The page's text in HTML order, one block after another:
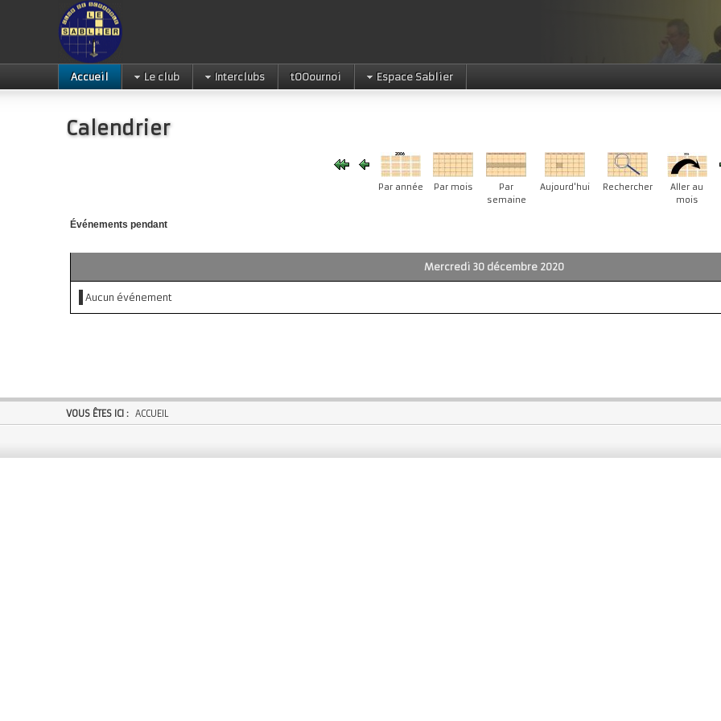
Accueil Le club Interclubs tOOournoi Espace Sablier
Calendrier
Par année Par mois
Par
semaine
Aujourd'hui Rechercher
Aller au
mois
Événements pendant
Mercredi 30 décembre 2020
Aucun événement
VOUS ÊTES ICI : ACCUEIL